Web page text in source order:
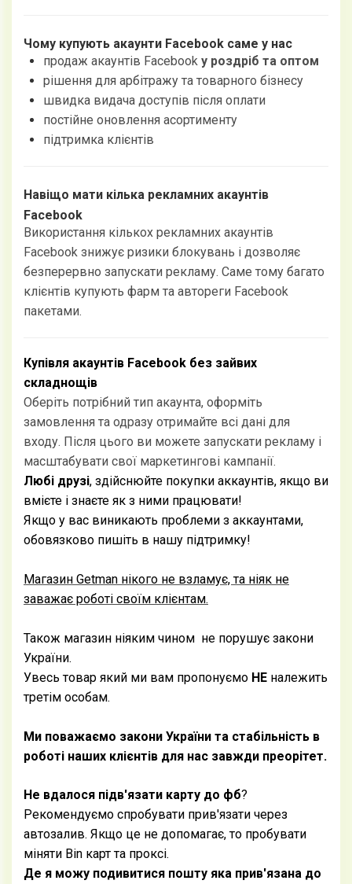
Чому купують акаунти Facebook саме у нас
продаж акаунтів Facebook у роздріб та оптом
рішення для арбітражу та товарного бізнесу
швидка видача доступів після оплати
постійне оновлення асортименту
підтримка клієнтів
Навіщо мати кілька рекламних акаунтів
Facebook
Використання кількох рекламних акаунтів
Facebook знижує ризики блокувань і дозволяє
безперервно запускати рекламу. Саме тому багато
клієнтів купують фарм та автореги Facebook
пакетами.
Купівля акаунтів Facebook без зайвих
складнощів
Оберіть потрібний тип акаунта, оформіть
замовлення та одразу отримайте всі дані для
входу. Після цього ви можете запускати рекламу і
масштабувати свої маркетингові кампанії.
Любі друзі, здійснюйте покупки аккаунтів, якщо ви
вмієте і знаєте як з ними працювати!
Якщо у вас виникають проблеми з аккаунтами,
обовязково пишіть в нашу підтримку!
Магазин Getman нікого не взламує, та ніяк не
заважає роботі своїм клієнтам.
Також магазин ніяким чином не порушує закони
України.
Увесь товар який ми вам пропонуємо НЕ належить
третім особам.
Ми поважаємо закони України та стабільність в
роботі наших клієнтів для нас завжди преорітет.
Не вдалося підв'язати карту до фб?
Рекомендуємо спробувати прив'язати через
автозалив. Якщо це не допомагає, то пробувати
міняти Bin карт та проксі.
Де я можу подивитися пошту яка прив'язана до